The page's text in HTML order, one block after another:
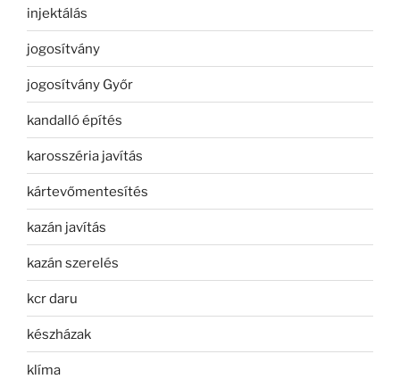
injektálás
jogosítvány
jogosítvány Győr
kandalló építés
karosszéria javítás
kártevőmentesítés
kazán javítás
kazán szerelés
kcr daru
készházak
klíma